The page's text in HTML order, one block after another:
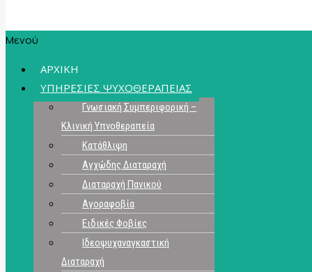
Μενού
ΑΡΧΙΚΗ
ΥΠΗΡΕΣΙΕΣ ΨΥΧΟΘΕΡΑΠΕΙΑΣ
Γνωσιακή Συμπεριφορική –
Κλινική Υπνοθεραπεία
Κατάθλιψη
Αγχώδης Διαταραχή
Διαταραχή Πανικού
Αγοραφοβία
Ειδικές Φοβίες
Ιδεοψυχαναγκαστική
Διαταραχή